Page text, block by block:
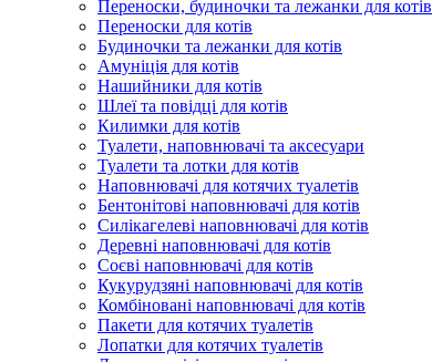
Переноски, будиночки та лежанки для котів
Переноски для котів
Будиночки та лежанки для котів
Амуніція для котів
Нашийники для котів
Шлеї та повідці для котів
Килимки для котів
Туалети, наповнювачі та аксесуари
Туалети та лотки для котів
Наповнювачі для котячих туалетів
Бентонітові наповнювачі для котів
Силікагелеві наповнювачі для котів
Деревні наповнювачі для котів
Соєві наповнювачі для котів
Кукурудзяні наповнювачі для котів
Комбіновані наповнювачі для котів
Пакети для котячих туалетів
Лопатки для котячих туалетів